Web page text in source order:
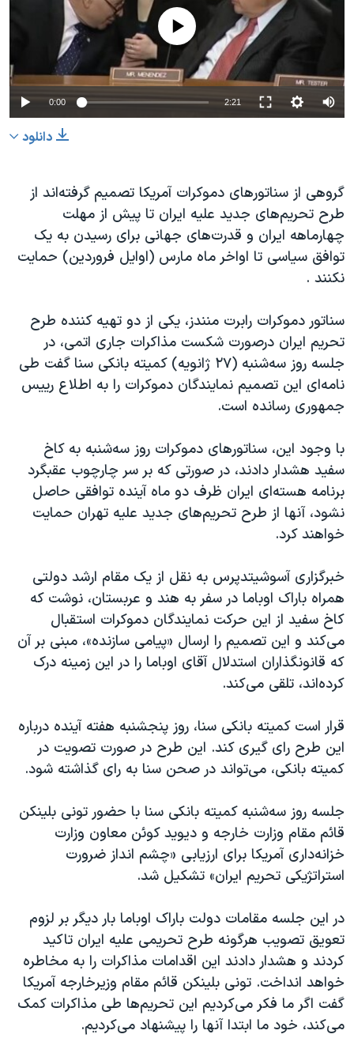
فرهنگ و زندگی
حقوق شهروندی
اقتصادی
علم و فناوری
آرشیو پخش زنده
مستندها
انتخابات ریاست جمهوری آمریکا ۲۰۲۴
حمله جمهوری اسلامی به اسرائیل
رمز مهسا
مجموعه مستندهای دادخواهی
تریبونال مردمی آبان ۹۸
دادگاه حمید نوری
اعتراضات مردمی آبان ۹۸
اسرائیل در جنگ
نرگس محمدی برنده جایزه نوبل صلح
همایش محافظه‌کاران آمریکا «سی‌پک»
صفحه‌های ویژه
سفر پرزیدنت ترامپ به چین
دنبال کنید
زبانهای مختلف
No media source currently available
0:00 2:21
دانلود
گروهی از سناتورهای دموکرات آمریکا تصمیم گرفته‌اند از
طرح تحریم‌های جدید علیه ایران تا پیش از مهلت
چهارماهه ایران و قدرت‌های جهانی برای رسیدن به یک
توافق سیاسی تا اواخر ماه مارس (اوایل فروردین) حمایت
نکنند .
سناتور دموکرات رابرت منندز، یکی از دو تهیه کننده طرح
تحریم ایران درصورت شکست مذاکرات جاری اتمی، در
جلسه روز سه‌شنبه (۲۷ ژانویه) کمیته بانکی سنا گفت طی
نامه‌ای این تصمیم نمایندگان دموکرات را به اطلاع رییس
جمهوری رسانده است.
با وجود این، سناتورهای دموکرات روز سه‌شنبه به کاخ
سفید هشدار دادند، در صورتی که بر سر چارچوب عقبگرد
برنامه هسته‌ای ایران ظرف دو ماه آینده توافقی حاصل
نشود، آنها از طرح تحریم‌های جدید علیه تهران حمایت
خواهند کرد.
خبرگزاری آسوشیتدپرس به نقل از یک مقام ارشد دولتی
همراه باراک اوباما در سفر به هند و عربستان، نوشت که
کاخ سفید از این حرکت نمایندگان دموکرات استقبال
می‌کند و این تصمیم را ارسال «پیامی سازنده»، مبنی بر آن
که قانونگذاران استدلال آقای اوباما را در این زمینه درک
کرده‌اند، تلقی می‌کند.
قرار است کمیته بانکی سنا، روز پنجشنبه هفته آینده درباره
این طرح رای گیری کند. این طرح در صورت تصویت در
کمیته بانکی، می‌تواند در صحن سنا به رای گذاشته شود.
جلسه روز سه‌شنبه کمیته بانکی سنا با حضور تونی بلینکن
قائم مقام وزارت خارجه و دیوید کوئن معاون وزارت
خزانه‌داری آمریکا برای ارزیابی «چشم انداز ضرورت
استراتژیکی تحریم ایران» تشکیل شد.
در این جلسه مقامات دولت باراک اوباما بار دیگر بر لزوم
تعویق تصویب هرگونه طرح تحریمی علیه ایران تاکید
کردند و هشدار دادند این اقدامات مذاکرات را به مخاطره
خواهد انداخت. تونی بلینکن قائم مقام وزیرخارجه آمریکا
گفت اگر ما فکر می‌کردیم این تحریم‌ها طی مذاکرات کمک
می‌کند، خود ما ابتدا آنها را پیشنهاد می‌کردیم.